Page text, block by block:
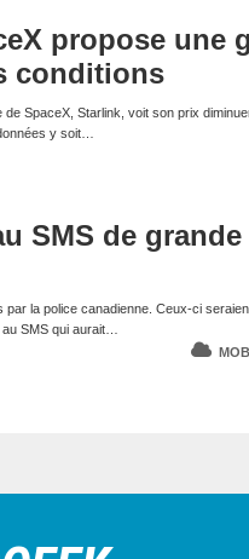
propose une
conditions
de SpaceX, Starlink, voit son prix
y soit…
SMS de
par la police canadienne. Ceux-ci
SMS qui aurait…